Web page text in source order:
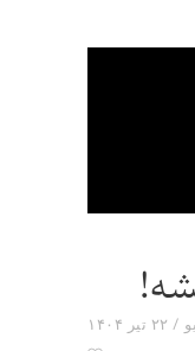
۲۲ تیر ۱۴۰۴